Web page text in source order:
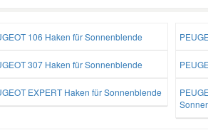
106 Haken für Sonnenblende
307 Haken für Sonnenblende
EXPERT Haken für Sonnenblende